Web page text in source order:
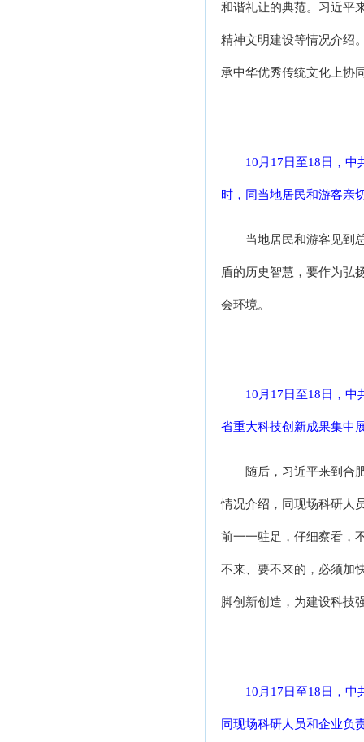
和谐礼让的典范。习近平
精神文明建设等情况介绍
承中华优秀传统文化上协
10月17日至18日，
时，同当地居民和游客亲
当地居民和游客见到
盾的历史智慧，要作为弘
会环境。
10月17日至18日，
省重大科技创新成果集中
随后，习近平来到合
情况介绍，同现场科研人
前一一驻足，仔细察看，
不来、要不来的，必须加
脚创新创造，为建设科技
10月17日至18日，
同现场科研人员和企业负